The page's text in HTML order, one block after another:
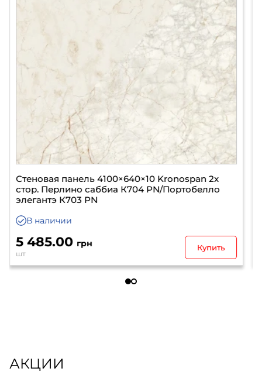
Стеновая панель 4100×640×10 Kronospan 2х
стор. Калакатта амбросио К699 PN/Нэро
бронзо К698 PN
В наличии
5 485.00грн
шт
Купить
АКЦИИ